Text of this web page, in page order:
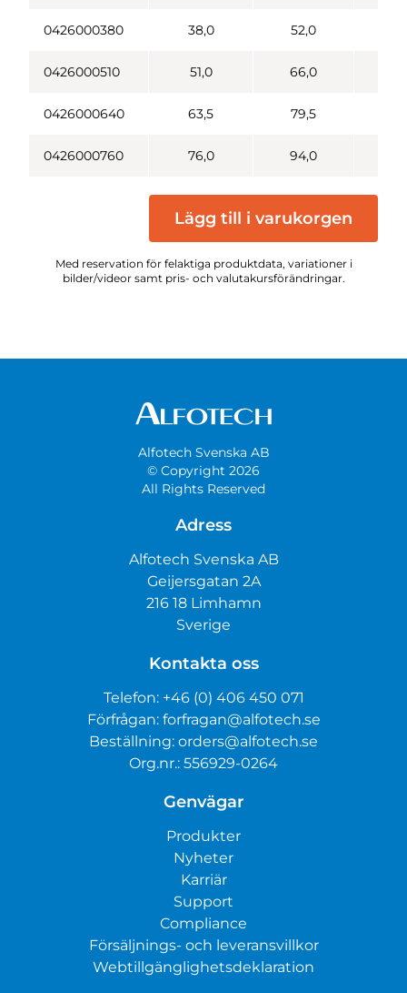
0426000380 38,0 52,0
0426000510 51,0 66,0
0426000640 63,5 79,5
0426000760 76,0 94,0
Lägg till i varukorgen
Med reservation för felaktiga produktdata, variationer i
bilder/videor samt pris- och valutakursförändringar.
Alfotech Svenska AB
© Copyright 2026
All Rights Reserved
Adress
Alfotech Svenska AB
Geijersgatan 2A
216 18 Limhamn
Sverige
Kontakta oss
Telefon: +46 (0) 406 450 071
Förfrågan: forfragan@alfotech.se
Beställning: orders@alfotech.se
Org.nr.: 556929-0264
Genvägar
Produkter
Nyheter
Karriär
Support
Compliance
Försäljnings- och leveransvillkor
Webtillgänglighetsdeklaration